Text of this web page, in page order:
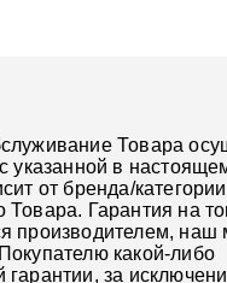
Товара
указанной в
от бренда/категории
Товара. Гарантия на
производителем, наш
какой-либо
гарантии, за